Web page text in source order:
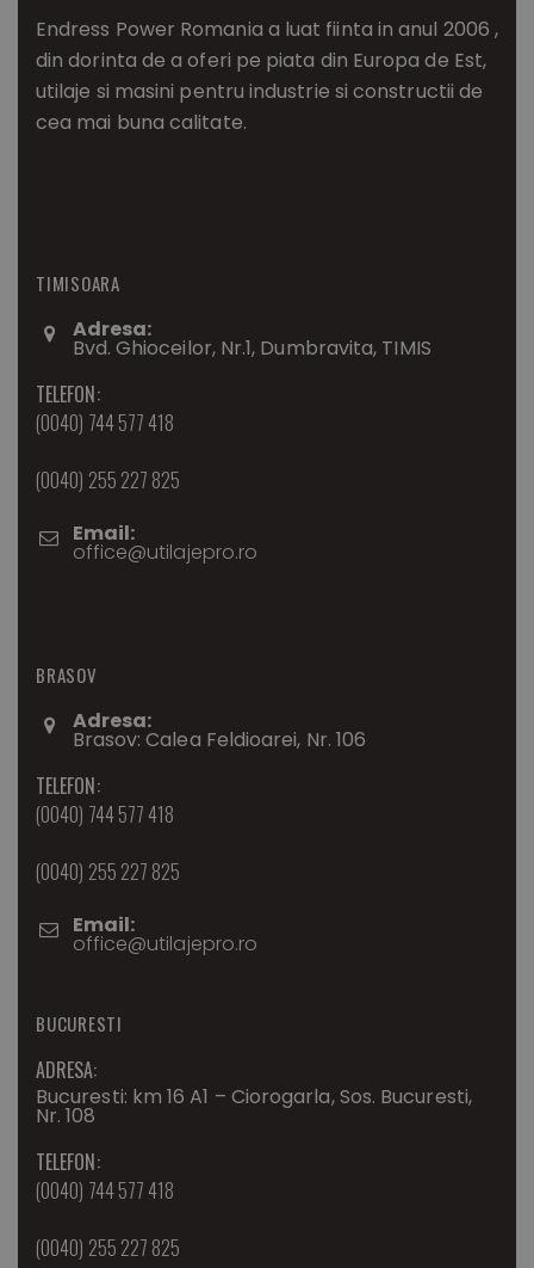
Endress Power Romania a luat fiinta in anul 2006 ,
din dorinta de a oferi pe piata din Europa de Est,
utilaje si masini pentru industrie si constructii de
cea mai buna calitate.
TIMISOARA
Adresa:
Bvd. Ghioceilor, Nr.1, Dumbravita, TIMIS
TELEFON:
(0040) 744 577 418
(0040) 255 227 825
Email:
office@utilajepro.ro
BRASOV
Adresa:
Brasov: Calea Feldioarei, Nr. 106
TELEFON:
(0040) 744 577 418
(0040) 255 227 825
Email:
office@utilajepro.ro
BUCURESTI
ADRESA:
Bucuresti: km 16 A1 – Ciorogarla, Sos. Bucuresti,
Nr. 108
TELEFON:
(0040) 744 577 418
(0040) 255 227 825